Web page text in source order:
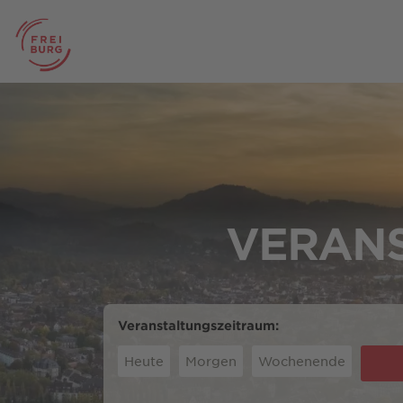
Veranstaltungszeitraum:
Heute Morgen Wochenende